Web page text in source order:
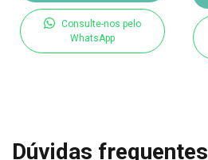
Consulte-nos pelo
WhatsApp
Dúvidas frequentes